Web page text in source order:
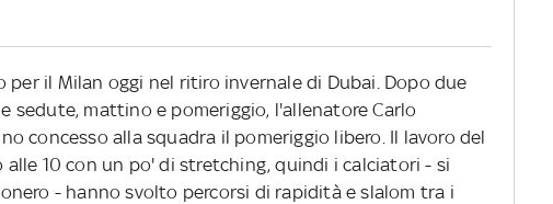
per il Milan oggi nel ritiro invernale di Dubai. Dopo due
sedute, mattino e pomeriggio, l'allenatore Carlo
concesso alla squadra il pomeriggio libero. Il lavoro del
10 con un po' di stretching, quindi i calciatori - si
- hanno svolto percorsi di rapidità e slalom tra i